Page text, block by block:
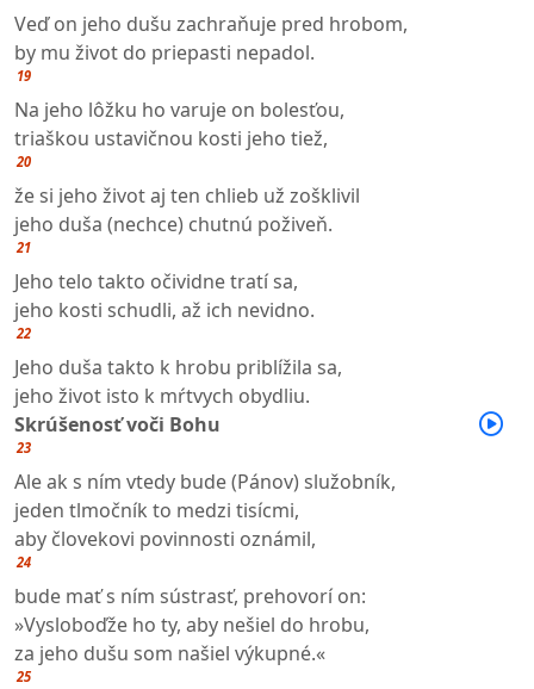
Veď on jeho dušu zachraňuje pred hrobom,
by mu život do priepasti nepadol.
19
Na jeho lôžku ho varuje on bolesťou,
triaškou ustavičnou kosti jeho tiež,
20
že si jeho život aj ten chlieb už zošklivil
jeho duša (nechce) chutnú poživeň.
21
Jeho telo takto očividne tratí sa,
jeho kosti schudli, až ich nevidno.
22
Jeho duša takto k hrobu priblížila sa,
jeho život isto k mŕtvych obydliu.
Skrúšenosť voči Bohu
23
Ale ak s ním vtedy bude (Pánov) služobník,
jeden tlmočník to medzi tisícmi,
aby človekovi povinnosti oznámil,
24
bude mať s ním sústrasť, prehovorí on:
»Vysloboďže ho ty, aby nešiel do hrobu,
za jeho dušu som našiel výkupné.«
25